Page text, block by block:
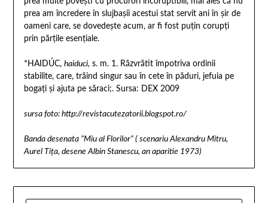
prea am încredere în slujbașii acestui stat servit ani în șir de
oameni care, se dovedește acum, ar fi fost puțin corupți
prin părțile esențiale.
*HAIDÚC, haiduci, s. m. 1. Răzvrătit împotriva ordinii
stabilite, care, trăind singur sau în cete în păduri, jefuia pe
bogați și ajuta pe săraci;. Sursa: DEX 2009
sursa foto: http://revistacutezatorii.blogspot.ro/
Banda desenata ”Miu al Florilor” ( scenariu Alexandru Mitru,
Aurel Tița, desene Albin Stanescu, an aparitie 1973)